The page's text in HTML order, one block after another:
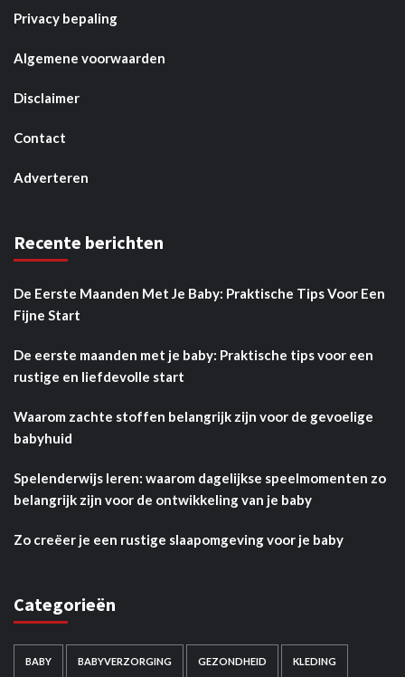
Privacy bepaling
Algemene voorwaarden
Disclaimer
Contact
Adverteren
Recente berichten
De Eerste Maanden Met Je Baby: Praktische Tips Voor Een
Fijne Start
De eerste maanden met je baby: Praktische tips voor een
rustige en liefdevolle start
Waarom zachte stoffen belangrijk zijn voor de gevoelige
babyhuid
Spelenderwijs leren: waarom dagelijkse speelmomenten zo
belangrijk zijn voor de ontwikkeling van je baby
Zo creëer je een rustige slaapomgeving voor je baby
Categorieën
BABY BABYVERZORGING GEZONDHEID KLEDING